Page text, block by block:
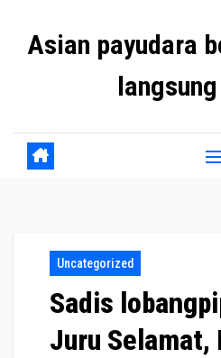
Asian payudara
Uncategorized
Sadis
Juru Selamat,